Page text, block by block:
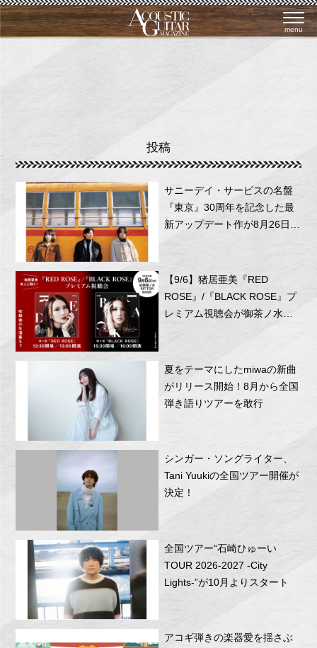
menu
投稿
サニーデイ・サービスの名盤
『東京』30周年を記念した最
新アップデート作が8月26日に
リリース！
【9/6】猪居亜美『RED
ROSE』/『BLACK ROSE』プ
レミアム視聴会が御茶ノ水
夏をテーマにしたmiwaの新曲
がリリース開始！8月から全国
弾き語りツアーを敢行
シンガー・ソングライター、
Tani Yuukiの全国ツアー開催が
決定！
全国ツアー“石崎ひゅーい
TOUR 2026-2027 -City
Lights-”が10月よりスタート
アコギ弾きの楽器愛を揺さぶ